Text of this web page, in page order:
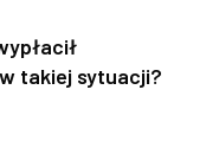
takiej sytuacji?